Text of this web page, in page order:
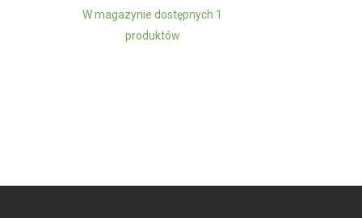
W magazynie dostępnych 1
produktów